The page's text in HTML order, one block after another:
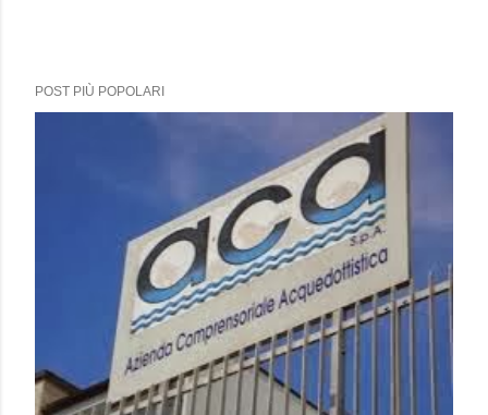
POST PIÙ POPOLARI